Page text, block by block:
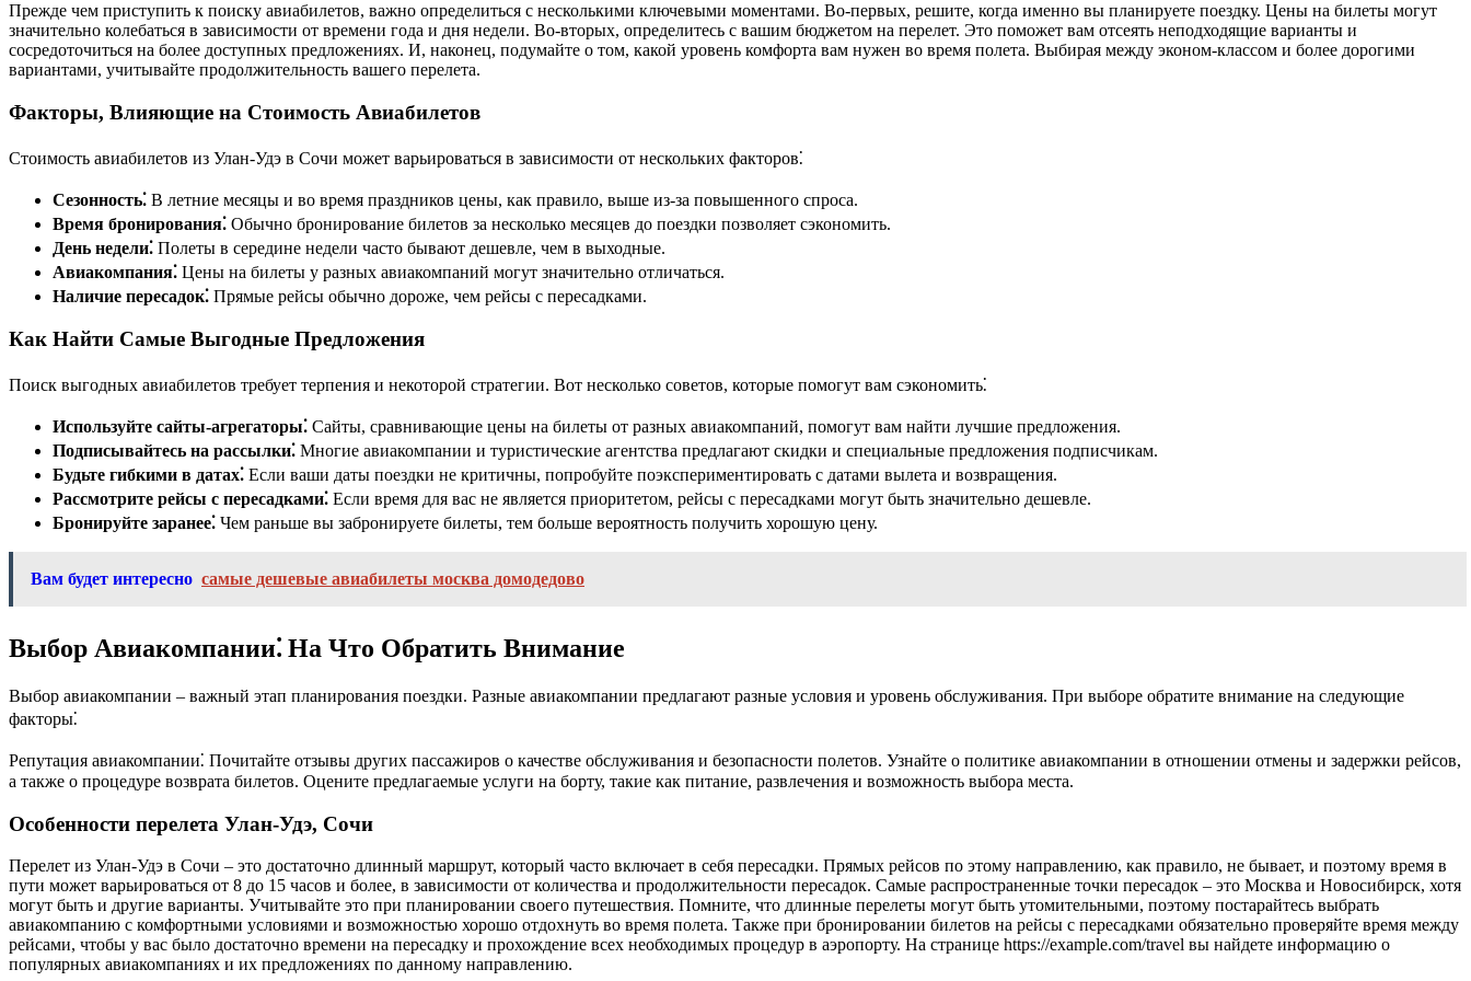
Прежде чем приступить к поиску авиабилетов, важно определиться с несколькими ключевыми моментами. Во-первых, решите, когда именно вы планируете поездку. Цены на билеты могут
значительно колебаться в зависимости от времени года и дня недели. Во-вторых, определитесь с вашим бюджетом на перелет. Это поможет вам отсеять неподходящие варианты и
сосредоточиться на более доступных предложениях. И, наконец, подумайте о том, какой уровень комфорта вам нужен во время полета. Выбирая между эконом-классом и более дорогими
вариантами, учитывайте продолжительность вашего перелета.
Факторы, Влияющие на Стоимость Авиабилетов
Стоимость авиабилетов из Улан-Удэ в Сочи может варьироваться в зависимости от нескольких факторов⁚
Сезонность⁚ В летние месяцы и во время праздников цены, как правило, выше из-за повышенного спроса.
Время бронирования⁚ Обычно бронирование билетов за несколько месяцев до поездки позволяет сэкономить.
День недели⁚ Полеты в середине недели часто бывают дешевле, чем в выходные.
Авиакомпания⁚ Цены на билеты у разных авиакомпаний могут значительно отличаться.
Наличие пересадок⁚ Прямые рейсы обычно дороже, чем рейсы с пересадками.
Как Найти Самые Выгодные Предложения
Поиск выгодных авиабилетов требует терпения и некоторой стратегии. Вот несколько советов, которые помогут вам сэкономить⁚
Используйте сайты-агрегаторы⁚ Сайты, сравнивающие цены на билеты от разных авиакомпаний, помогут вам найти лучшие предложения.
Подписывайтесь на рассылки⁚ Многие авиакомпании и туристические агентства предлагают скидки и специальные предложения подписчикам.
Будьте гибкими в датах⁚ Если ваши даты поездки не критичны, попробуйте поэкспериментировать с датами вылета и возвращения.
Рассмотрите рейсы с пересадками⁚ Если время для вас не является приоритетом, рейсы с пересадками могут быть значительно дешевле.
Бронируйте заранее⁚ Чем раньше вы забронируете билеты, тем больше вероятность получить хорошую цену.
Вам будет интересно самые дешевые авиабилеты москва домодедово
Выбор Авиакомпании⁚ На Что Обратить Внимание
Выбор авиакомпании – важный этап планирования поездки. Разные авиакомпании предлагают разные условия и уровень обслуживания. При выборе обратите внимание на следующие
факторы⁚
Репутация авиакомпании⁚ Почитайте отзывы других пассажиров о качестве обслуживания и безопасности полетов. Узнайте о политике авиакомпании в отношении отмены и задержки рейсов,
а также о процедуре возврата билетов. Оцените предлагаемые услуги на борту, такие как питание, развлечения и возможность выбора места.
Особенности перелета Улан-Удэ, Сочи
Перелет из Улан-Удэ в Сочи – это достаточно длинный маршрут, который часто включает в себя пересадки. Прямых рейсов по этому направлению, как правило, не бывает, и поэтому время в
пути может варьироваться от 8 до 15 часов и более, в зависимости от количества и продолжительности пересадок. Самые распространенные точки пересадок – это Москва и Новосибирск, хотя
могут быть и другие варианты. Учитывайте это при планировании своего путешествия. Помните, что длинные перелеты могут быть утомительными, поэтому постарайтесь выбрать
авиакомпанию с комфортными условиями и возможностью хорошо отдохнуть во время полета. Также при бронировании билетов на рейсы с пересадками обязательно проверяйте время между
рейсами, чтобы у вас было достаточно времени на пересадку и прохождение всех необходимых процедур в аэропорту. На странице https://example.com/travel вы найдете информацию о
популярных авиакомпаниях и их предложениях по данному направлению.